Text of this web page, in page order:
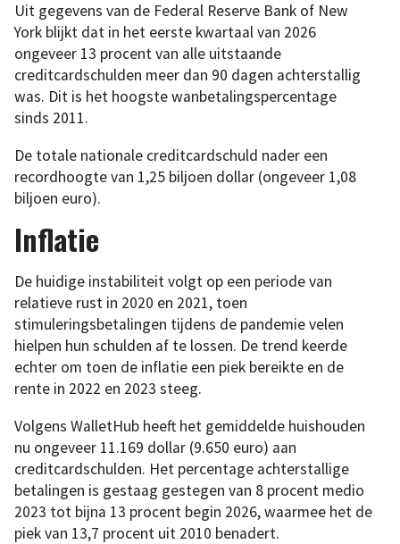
Uit gegevens van de Federal Reserve Bank of New
York blijkt dat in het eerste kwartaal van 2026
ongeveer 13 procent van alle uitstaande
creditcardschulden meer dan 90 dagen achterstallig
was. Dit is het hoogste wanbetalingspercentage
sinds 2011.
De totale nationale creditcardschuld nader een
recordhoogte van 1,25 biljoen dollar (ongeveer 1,08
biljoen euro).
Inflatie
De huidige instabiliteit volgt op een periode van
relatieve rust in 2020 en 2021, toen
stimuleringsbetalingen tijdens de pandemie velen
hielpen hun schulden af te lossen. De trend keerde
echter om toen de inflatie een piek bereikte en de
rente in 2022 en 2023 steeg.
Volgens WalletHub heeft het gemiddelde huishouden
nu ongeveer 11.169 dollar (9.650 euro) aan
creditcardschulden. Het percentage achterstallige
betalingen is gestaag gestegen van 8 procent medio
2023 tot bijna 13 procent begin 2026, waarmee het de
piek van 13,7 procent uit 2010 benadert.